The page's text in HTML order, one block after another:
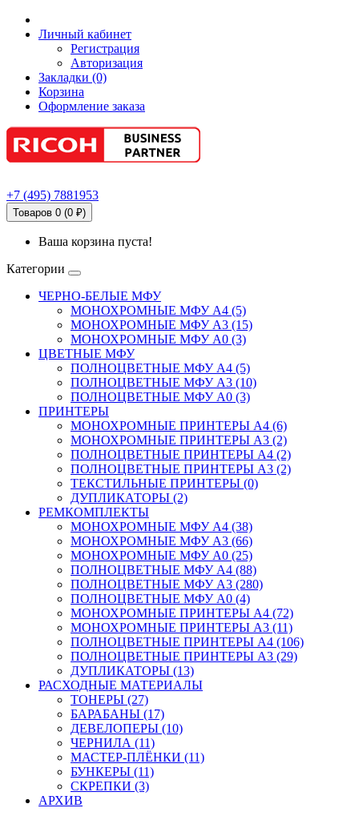
Личный кабинет
Регистрация
Авторизация
Закладки (0)
Корзина
Оформление заказа
+7 (495) 7881953
Товаров 0 (0 ₽)
Ваша корзина пуста!
Категории
ЧЕРНО-БЕЛЫЕ МФУ
МОНОХРОМНЫЕ МФУ А4 (5)
МОНОХРОМНЫЕ МФУ А3 (15)
МОНОХРОМНЫЕ МФУ А0 (3)
ЦВЕТНЫЕ МФУ
ПОЛНОЦВЕТНЫЕ МФУ А4 (5)
ПОЛНОЦВЕТНЫЕ МФУ А3 (10)
ПОЛНОЦВЕТНЫЕ МФУ А0 (3)
ПРИНТЕРЫ
МОНОХРОМНЫЕ ПРИНТЕРЫ А4 (6)
МОНОХРОМНЫЕ ПРИНТЕРЫ А3 (2)
ПОЛНОЦВЕТНЫЕ ПРИНТЕРЫ А4 (2)
ПОЛНОЦВЕТНЫЕ ПРИНТЕРЫ А3 (2)
ТЕКСТИЛЬНЫЕ ПРИНТЕРЫ (0)
ДУПЛИКАТОРЫ (2)
РЕМКОМПЛЕКТЫ
МОНОХРОМНЫЕ МФУ А4 (38)
МОНОХРОМНЫЕ МФУ А3 (66)
МОНОХРОМНЫЕ МФУ А0 (25)
ПОЛНОЦВЕТНЫЕ МФУ А4 (88)
ПОЛНОЦВЕТНЫЕ МФУ А3 (280)
ПОЛНОЦВЕТНЫЕ МФУ А0 (4)
МОНОХРОМНЫЕ ПРИНТЕРЫ А4 (72)
МОНОХРОМНЫЕ ПРИНТЕРЫ А3 (11)
ПОЛНОЦВЕТНЫЕ ПРИНТЕРЫ А4 (106)
ПОЛНОЦВЕТНЫЕ ПРИНТЕРЫ А3 (29)
ДУПЛИКАТОРЫ (13)
РАСХОДНЫЕ МАТЕРИАЛЫ
ТОНЕРЫ (27)
БАРАБАНЫ (17)
ДЕВЕЛОПЕРЫ (10)
ЧЕРНИЛА (11)
МАСТЕР-ПЛЁНКИ (11)
БУНКЕРЫ (11)
СКРЕПКИ (3)
АРХИВ